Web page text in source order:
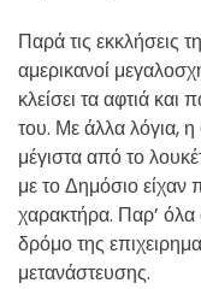
Παρά τις εκκλήσεις
αμερικανοί
κλείσει τα αφτιά και
του. Με άλλα λόγια,
μέγιστα από το
με το Δημόσιο είχαν
χαρακτήρα. Παρ’
δρόμο της
μετανάστευσης.